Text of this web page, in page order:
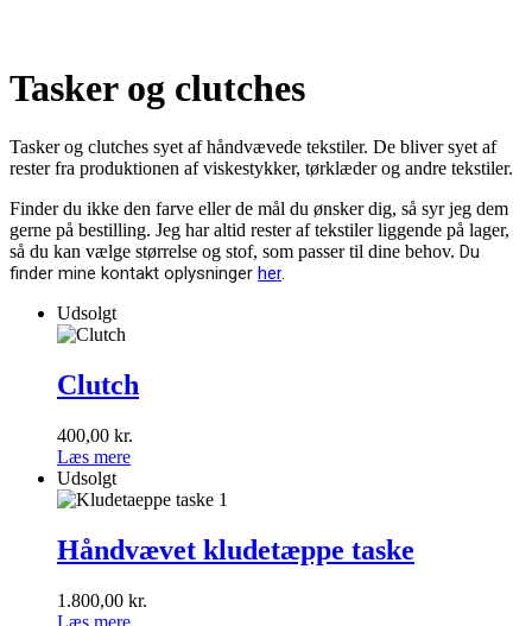
Tasker og clutches
Tasker og clutches syet af håndvævede tekstiler. De bliver syet af
rester fra produktionen af viskestykker, tørklæder og andre tekstiler.
Finder du ikke den farve eller de mål du ønsker dig, så syr jeg dem
gerne på bestilling. Jeg har altid rester af tekstiler liggende på lager,
så du kan vælge størrelse og stof, som passer til dine behov. Du
finder mine kontakt oplysninger her.
Udsolgt
Clutch
400,00 kr.
Læs mere
Udsolgt
kludetæppe
taske
Håndvævet kludetæppe taske
1.800,00 kr.
Læs mere